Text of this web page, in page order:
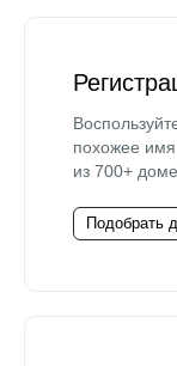
похожее
из 700+
Подобрать